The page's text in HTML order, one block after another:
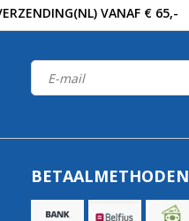
VANAF € 65,-
BETAALMETHODEN